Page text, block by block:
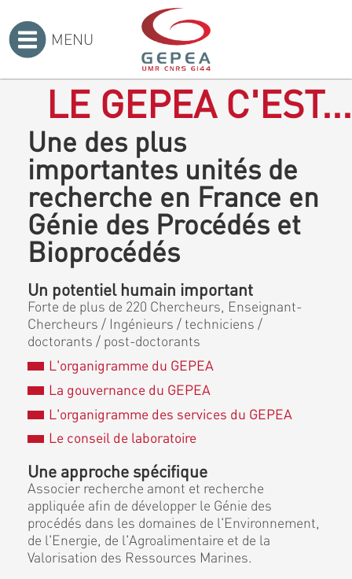
MENU
LE GEPEA C'EST...
Une des plus
importantes unités de
recherche en France en
Génie des Procédés et
Bioprocédés
Un potentiel humain important
Forte de plus de 220 Chercheurs, Enseignant-
Chercheurs / Ingénieurs / techniciens /
doctorants / post-doctorants
L'organigramme du GEPEA
La gouvernance du GEPEA
L'organigramme des services du GEPEA
Le conseil de laboratoire
Une approche spécifique
Associer recherche amont et recherche
appliquée afin de développer le Génie des
procédés dans les domaines de l'Environnement,
de l'Energie, de l'Agroalimentaire et de la
Valorisation des Ressources Marines.